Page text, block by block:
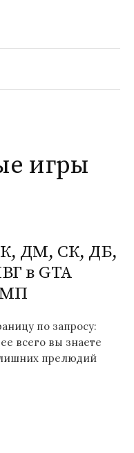
Найти:
игры
ДМ, СК, ДБ,
в GTA
по запросу:
всего вы знаете
прелюдий